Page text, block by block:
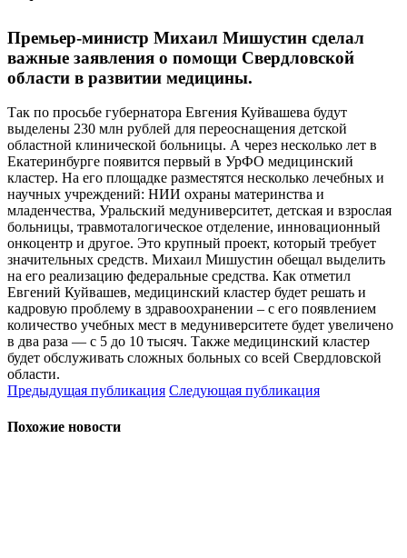
Премьер-министр Михаил Мишустин сделал
важные заявления о помощи Свердловской
области в развитии медицины.
Так по просьбе губернатора Евгения Куйвашева будут
выделены 230 млн рублей для переоснащения детской
областной клинической больницы. А через несколько лет в
Екатеринбурге появится первый в УрФО медицинский
кластер. На его площадке разместятся несколько лечебных и
научных учреждений: НИИ охраны материнства и
младенчества, Уральский медуниверситет, детская и взрослая
больницы, травмоталогическое отделение, инновационный
онкоцентр и другое. Это крупный проект, который требует
значительных средств. Михаил Мишустин обещал выделить
на его реализацию федеральные средства. Как отметил
Евгений Куйвашев, медицинский кластер будет решать и
кадровую проблему в здравоохранении – с его появлением
количество учебных мест в медуниверситете будет увеличено
в два раза — с 5 до 10 тысяч. Также медицинский кластер
будет обслуживать сложных больных со всей Свердловской
области.
Предыдущая публикация Следующая публикация
Похожие новости